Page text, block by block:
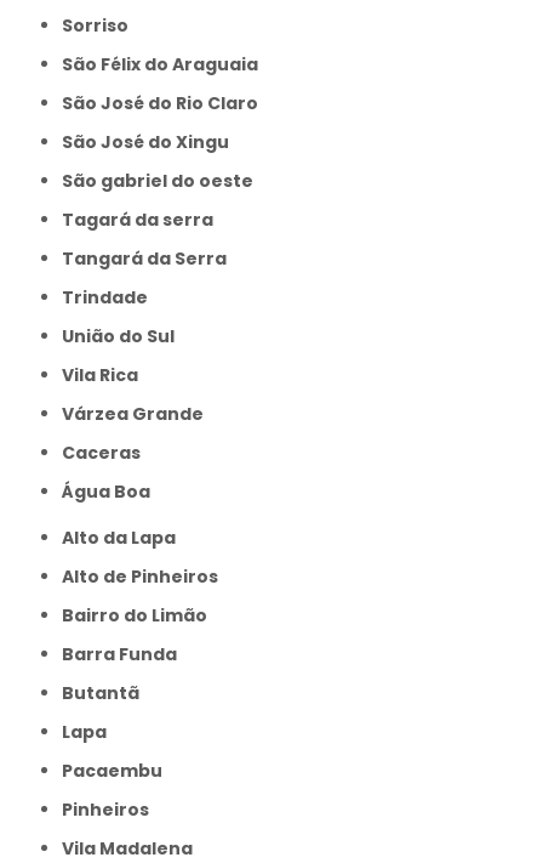
Sorriso
São Félix do Araguaia
São José do Rio Claro
São José do Xingu
São gabriel do oeste
Tagará da serra
Tangará da Serra
Trindade
União do Sul
Vila Rica
Várzea Grande
caceras
Água Boa
Alto da Lapa
Alto de Pinheiros
Bairro do Limão
Barra Funda
Butantã
Lapa
Pacaembu
Pinheiros
Vila Madalena